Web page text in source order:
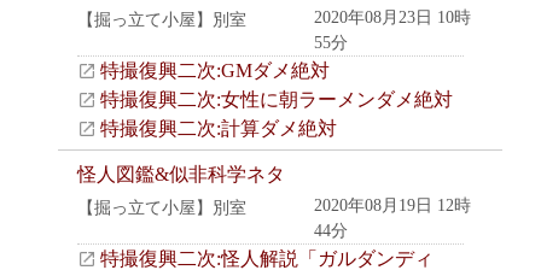
【掘っ立て小屋】別室
2020年08月23日 10時
55分
特撮復興二次:GMダメ絶対
特撮復興二次:女性に朝ラーメンダメ絶対
特撮復興二次:計算ダメ絶対
怪人図鑑&似非科学ネタ
【掘っ立て小屋】別室
2020年08月19日 12時
44分
特撮復興二次:怪人解説「ガルダンディ